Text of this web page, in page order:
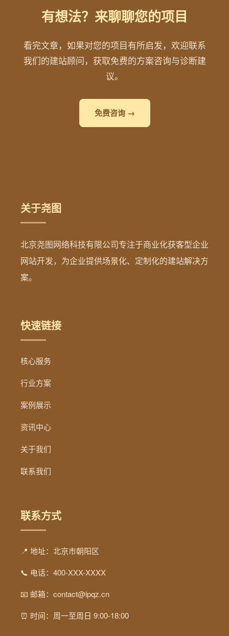
有想法？来聊聊您的项目
看完文章，如果对您的项目有所启发，欢迎联系
我们的建站顾问，获取免费的方案咨询与诊断建
议。
免费咨询 →
关于尧图
北京尧图网络科技有限公司专注于商业化获客型企业
网站开发，为企业提供场景化、定制化的建站解决方
案。
快速链接
核心服务
行业方案
案例展示
资讯中心
关于我们
联系我们
联系方式
📍 地址：北京市朝阳区
📞 电话：400-XXX-XXXX
📧 邮箱：contact@lpqz.cn
⏰ 时间：周一至周日 9:00-18:00